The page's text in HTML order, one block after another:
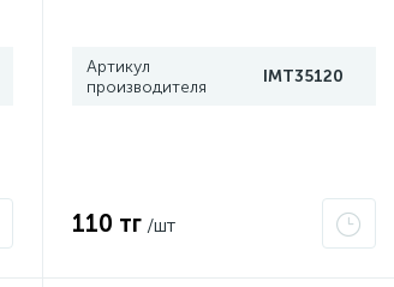
Артикул
производителя
IMT35120
110 тг /шт